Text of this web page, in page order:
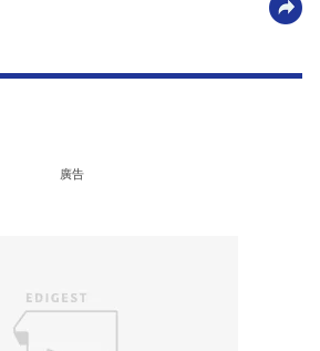
廣告